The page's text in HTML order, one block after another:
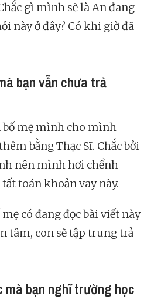
gì mình sẽ là An đang
này ở đây? Có khi giờ đã
bạn vẫn chưa trả
mẹ mình cho mình
bằng Thạc Sĩ. Chắc bởi
nên mình hơi chểnh
toán khoản vay này.
mẹ có đang đọc bài viết này
tâm, con sẽ tập trung trả
mà bạn nghĩ trường học